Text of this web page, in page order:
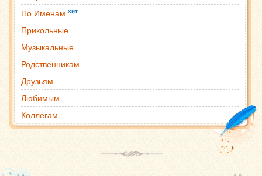
По Именам хит
Прикольные
Музыкальные
Родственникам
Друзьям
Любимым
Коллегам